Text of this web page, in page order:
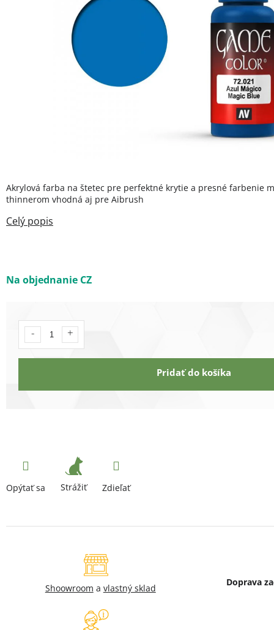
Na objednanie CZ
Pridať do košíka
Akrylová farba na štetec pre perfektné krytie a presné farbenie
thinnerom vhodná aj pre Aibrush
Opýtať sa Strážiť Zdieľať
Shoowroom a vlastný sklad
Doprava